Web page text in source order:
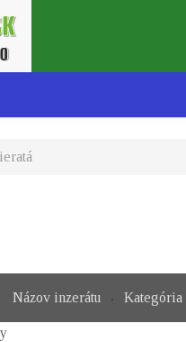
Názov inzerátu Kategória